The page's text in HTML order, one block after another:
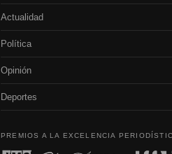
Actualidad
Política
Opinión
Deportes
PREMIOS A LA EXCELENCIA